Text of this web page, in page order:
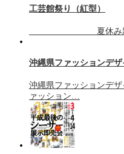
工芸館祭り（紅型）
夏休み親子紅
沖縄県ファッションデ
沖縄県ファッションデ
ァッション…